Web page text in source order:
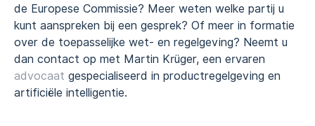
de Europese Commissie? Meer weten welke partij u
kunt aanspreken bij een gesprek? Of meer in formatie
over de toepasselijke wet- en regelgeving? Neemt u
dan contact op met Martin Krüger, een ervaren
advocaat gespecialiseerd in productregelgeving en
artificiële intelligentie.